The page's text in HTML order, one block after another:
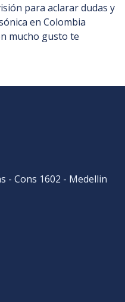
para aclarar dudas y
en Colombia
mucho gusto te
- Cons 1602 - Medellin